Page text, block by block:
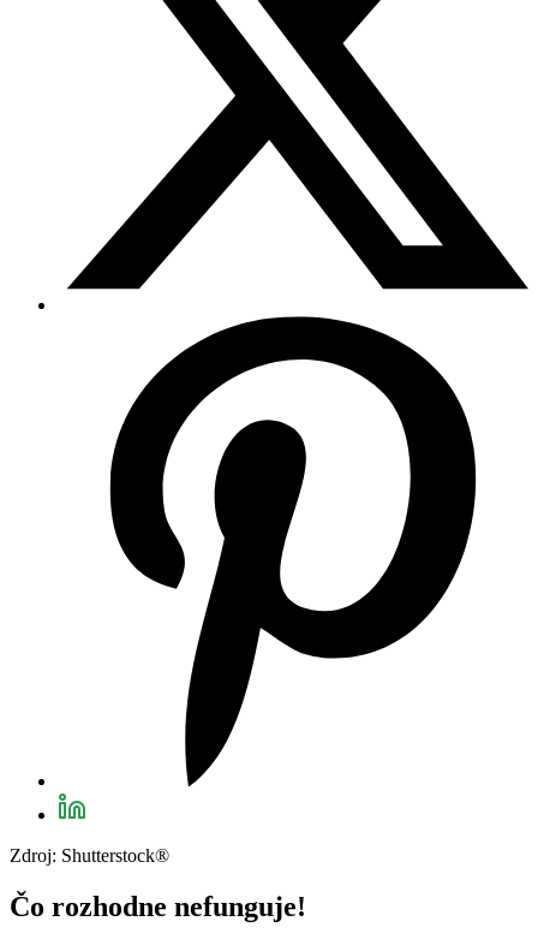
Zdroj: Shutterstock®
Čo rozhodne nefunguje!